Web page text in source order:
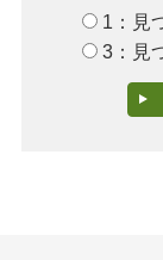
1：見
3：見